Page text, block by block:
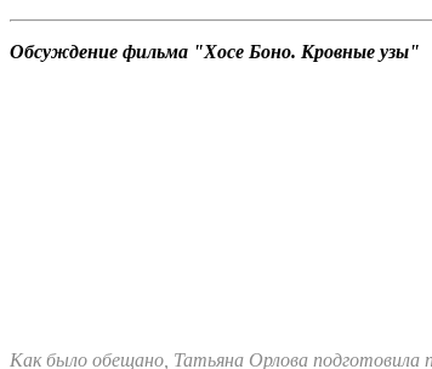
Обсуждение фильма "Хосе Боно. Кровные узы"
Как было обещано, Татьяна Орлова подготовила